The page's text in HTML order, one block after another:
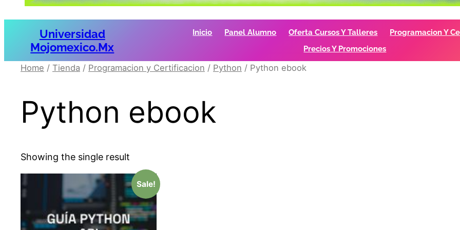
Universidad
Mojomexico.mx
Inicio Panel Alumno Oferta Cursos Y Talleres
Programacion Y
Precios Y Promociones
Home / Tienda / Programacion y Certificacion / Python / Python ebook
Python ebook
Showing the single result
Sale!